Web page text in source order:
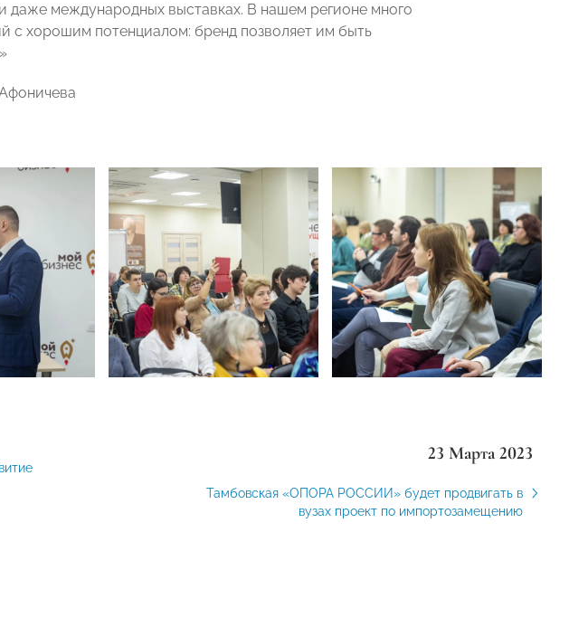
даже международных выставках. В нашем регионе много
с хорошим потенциалом: бренд позволяет им быть
23 Марта 2023
Тамбовская «ОПОРА РОССИИ» будет продвигать в
вузах проект по импортозамещению